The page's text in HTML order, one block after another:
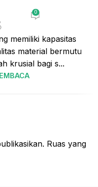
0
memiliki kapasitas
material bermutu
krusial bagi s...
Ruas yang